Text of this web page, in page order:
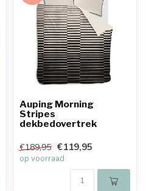
Auping Morning
Stripes
dekbedovertrek
€189,95 €119,95
op voorraad